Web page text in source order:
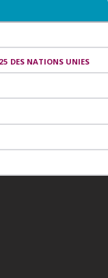
DES NATIONS UNIES